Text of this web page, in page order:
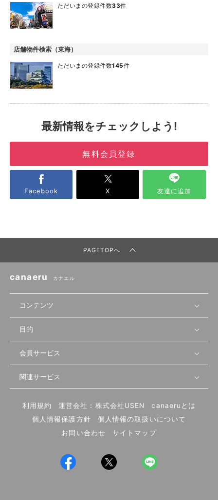
ただいまの登録件数33件
店舗物件検索（東海）
ただいまの登録件数145件
最新情報をチェックしよう!
無料会員登録
Facebook X 友達に追加
PAGETOPへ
canaeru カナエル
コンテンツ
無料開業相談
セミナー情報
セミナー動画
物件を探す
首都圏
北海道
先輩開業者の声
開業・経営に関する記事
編集ポリシー
業態別の開業方法
UIターン開業特集
目的
店舗運営
物件
内装・設備
食材・仕入れ
会員サービス
会員登録
ログイン
関連サービス
飲食店サクセスガイド（外部サイト）
利用規約 運営会社：株式会社USEN
canaeruとは
個人情報保護方針
個人情報の取扱いについて
お問い合わせ
サイトマップ